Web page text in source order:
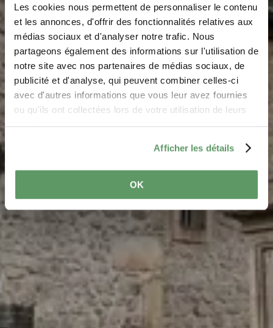
Les cookies nous permettent de personnaliser le contenu
et les annonces, d'offrir des fonctionnalités relatives aux
médias sociaux et d'analyser notre trafic. Nous
partageons également des informations sur l'utilisation de
notre site avec nos partenaires de médias sociaux, de
publicité et d'analyse, qui peuvent combiner celles-ci
avec d'autres informations que vous leur avez fournies
ou qu'ils ont collectées lors de votre utilisation de leurs
Afficher les détails
OK
Chapelle de
Girsterklaus
Où? Girsterklaus, 6560 Girsterklaus